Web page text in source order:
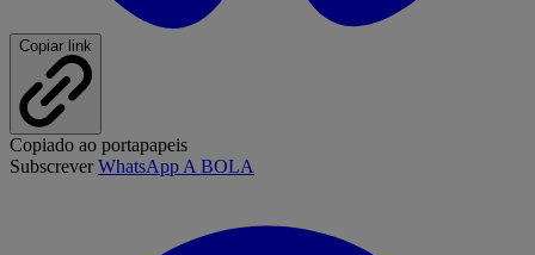
Copiar link
Copiado ao portapapeis
SubscreverWhatsApp A BOLA